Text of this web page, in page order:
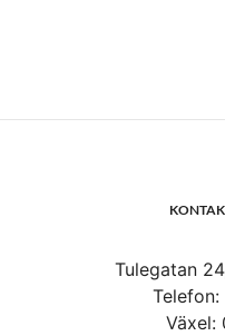
Tulegatan
Växel: